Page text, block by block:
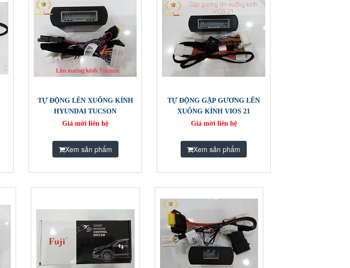
TỰ ĐỘNG LÊN XUỐNG KÍNH
HYUNDAI TUCSON
Giá mời liên hệ
Xem sản phẩm
TỰ ĐỘNG GẬP GƯƠNG LÊN
XUỐNG KÍNH VIOS 21
Giá mời liên hệ
Xem sản phẩm